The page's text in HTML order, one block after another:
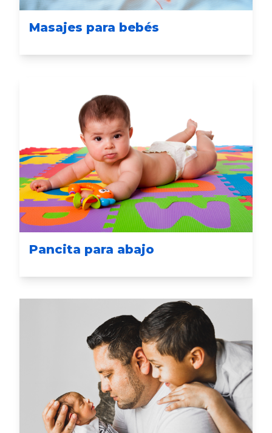
Masajes para bebés
Pancita para abajo